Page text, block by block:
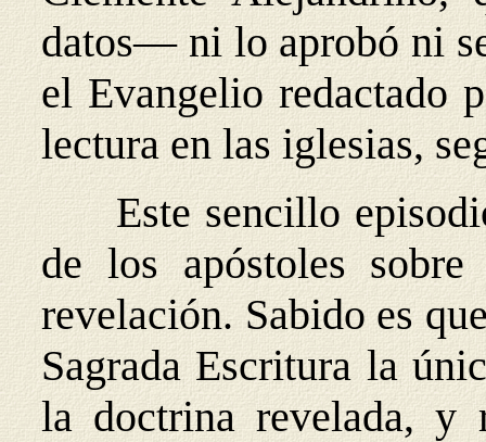
datos— ni lo aprobó ni
el Evangelio redactado
lectura en las iglesias,
Este sencillo
de los apóstoles
revelación. Sabido es
Sagrada Escritura la
la doctrina revelada, y